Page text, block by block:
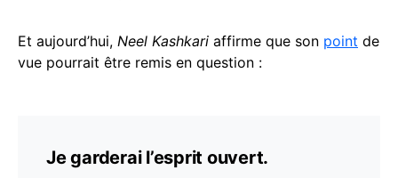
Et aujourd’hui, Neel Kashkari affirme que son point de
vue pourrait être remis en question :
Je garderai l’esprit ouvert.